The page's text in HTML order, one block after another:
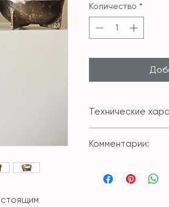
Количество *
Технические
Материал:
22,5*12,5см; L:
Комментарии:
изготавливается